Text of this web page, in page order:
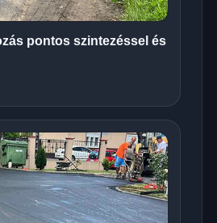
pontos szintezéssel és